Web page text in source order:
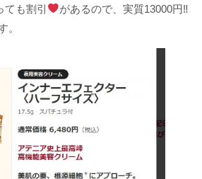
ても割引
があるので、実質13000円‼
。